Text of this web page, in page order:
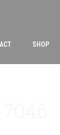
SHOP